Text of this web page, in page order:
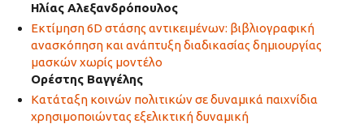
Ηλίας Αλεξανδρόπουλος
Εκτίμηση 6D στάσης αντικειμένων: βιβλιογραφική
ανασκόπηση και ανάπτυξη διαδικασίας δημιουργίας
μασκών χωρίς μοντέλο
Ορέστης Βαγγέλης
Κατάταξη κοινών πολιτικών σε δυναμικά παιχνίδια
χρησιμοποιώντας εξελικτική δυναμική